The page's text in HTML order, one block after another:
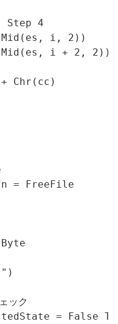
Step 4
i, 2))
i + 2, 2))
Chr(cc)
= FreeFile
ック
= False